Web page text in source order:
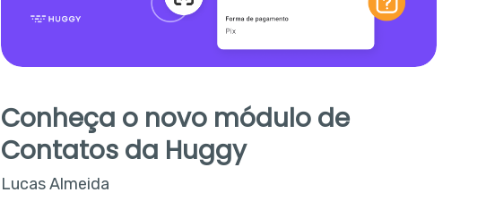
Conheça o novo módulo de
Contatos da Huggy
Lucas Almeida